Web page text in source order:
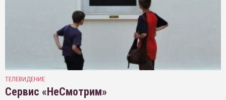
ТЕЛЕВИДЕНИЕ
Сервис «НеСмотрим»